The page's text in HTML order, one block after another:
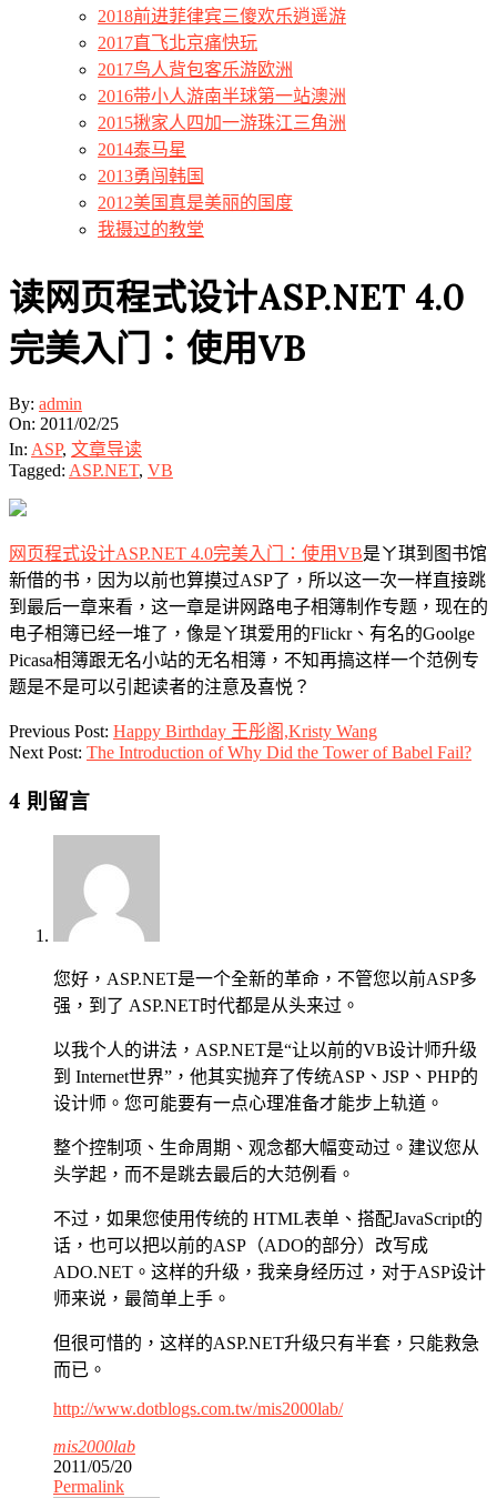
2018前进菲律宾三傻欢乐逍遥游
2017直飞北京痛快玩
2017鸟人背包客乐游欧洲
2016带小人游南半球第一站澳洲
2015揪家人四加一游珠江三角洲
2014泰马星
2013勇闯韩国
2012美国真是美丽的国度
我摄过的教堂
读网页程式设计ASP.NET 4.0
完美入门：使用VB
By: admin
On: 2011/02/25
In: ASP, 文章导读
Tagged: ASP.NET, VB
网页程式设计ASP.NET 4.0完美入门：使用VB是ㄚ琪到图书馆
新借的书，因为以前也算摸过ASP了，所以这一次一样直接跳
到最后一章来看，这一章是讲网路电子相簿制作专题，现在的
电子相簿已经一堆了，像是ㄚ琪爱用的Flickr、有名的Goolge
Picasa相簿跟无名小站的无名相簿，不知再搞这样一个范例专
题是不是可以引起读者的注意及喜悦？
2011-
02-
25
Previous Post: Happy Birthday 王彤阁,Kristy Wang
Next Post: The Introduction of Why Did the Tower of Babel Fail?
4 則留言
您好，ASP.NET是一个全新的革命，不管您以前ASP多
强，到了 ASP.NET时代都是从头来过。
以我个人的讲法，ASP.NET是“让以前的VB设计师升级
到 Internet世界”，他其实抛弃了传统ASP、JSP、PHP的
设计师。您可能要有一点心理准备才能步上轨道。
整个控制项、生命周期、观念都大幅变动过。建议您从
头学起，而不是跳去最后的大范例看。
不过，如果您使用传统的 HTML表单、搭配JavaScript的
话，也可以把以前的ASP（ADO的部分）改写成
ADO.NET。这样的升级，我亲身经历过，对于ASP设计
师来说，最简单上手。
但很可惜的，这样的ASP.NET升级只有半套，只能救急
而已。
http://www.dotblogs.com.tw/mis2000lab/
mis2000lab
2011/05/20
Permalink